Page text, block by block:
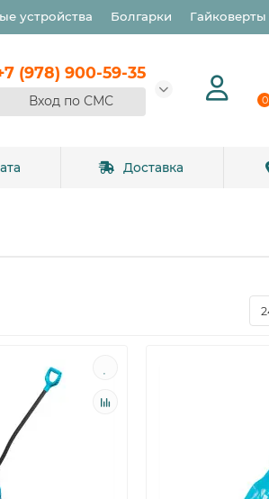
устройства Болгарки Гайковерты
(978) 900-59-35
Вход по СМС 0
Доставка